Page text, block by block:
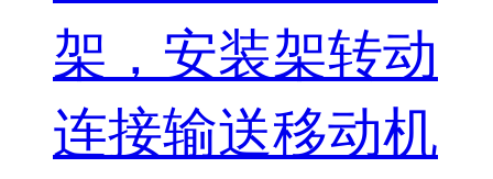
架，安装架转动
连接输送移动机